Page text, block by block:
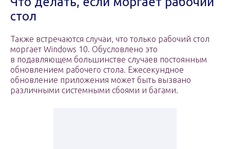
стол
Также встречаются случаи, что только рабочий стол
моргает Windows 10. Обусловлено это
в подавляющем большинстве случаев постоянным
обновлением рабочего стола. Ежесекундное
обновление приложения может быть вызвано
различными системными сбоями и багами.